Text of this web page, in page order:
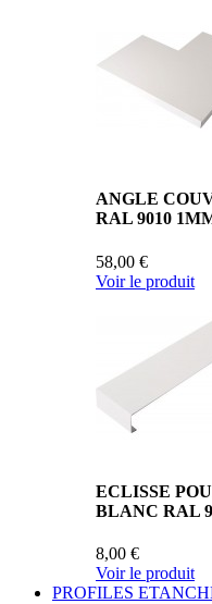
ANGLE
RAL 9010
58,00 €
Voir le produit
ECLISSE
BLANC RAL
8,00 €
Voir le produit
PROFILES